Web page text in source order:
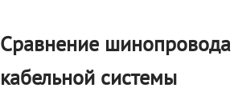
Сравнение
кабельной системы